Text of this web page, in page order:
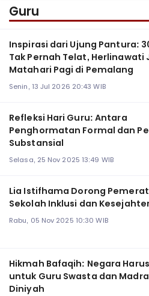
Guru
Inspirasi dari Ujung Pantura:
Tak Pernah Telat, Herlinawati
Matahari Pagi di Pemalang
Senin, 13 Jul 2026 20:43 WIB
Refleksi Hari Guru: Antara
Penghormatan Formal dan
Substansial
Selasa, 25 Nov 2025 13:49 WIB
Lia Istifhama Dorong
Sekolah Inklusi dan
Rabu, 05 Nov 2025 10:30 WIB
Hikmah Bafaqih: Negara
untuk Guru Swasta dan
Diniyah